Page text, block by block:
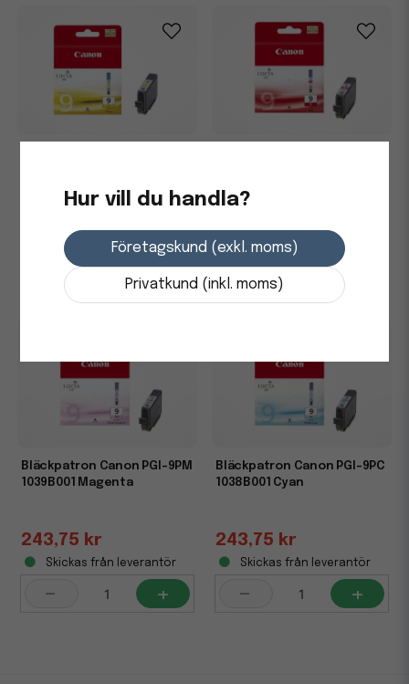
243,75 kr
Skickas från leverantör
+
243,75 kr
Skickas från leverantör
-
Bläckpatron Canon PGI-9PM
1039B001 Magenta
243,75 kr
Skickas från leverantör
- +
Bläckpatron Canon PGI-9PC
1038B001 Cyan
243,75 kr
Skickas från leverantör
- +
Hur vill du handla?
Företagskund (exkl. moms)
Privatkund (inkl. moms)